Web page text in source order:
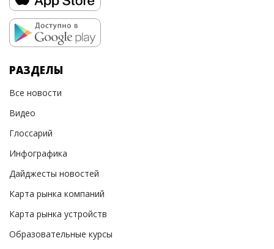
РАЗДЕЛЫ
Все новости
Видео
Глоссарий
Инфографика
Дайджесты новостей
Карта рынка компаний
Карта рынка устройств
Образовательные курсы